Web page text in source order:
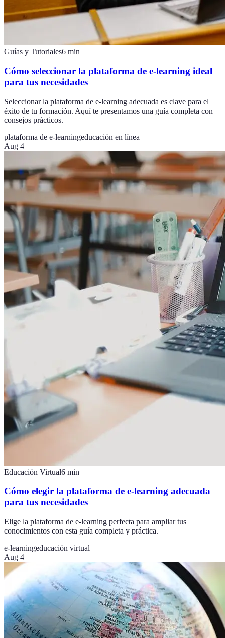
Guías y Tutoriales6 min
Cómo seleccionar la plataforma de e-learning ideal
para tus necesidades
Seleccionar la plataforma de e-learning adecuada es clave para el
éxito de tu formación. Aquí te presentamos una guía completa con
consejos prácticos.
plataforma de e-learningeducación en línea
Aug 4
Educación Virtual6 min
Cómo elegir la plataforma de e-learning adecuada
para tus necesidades
Elige la plataforma de e-learning perfecta para ampliar tus
conocimientos con esta guía completa y práctica.
e-learningeducación virtual
Aug 4